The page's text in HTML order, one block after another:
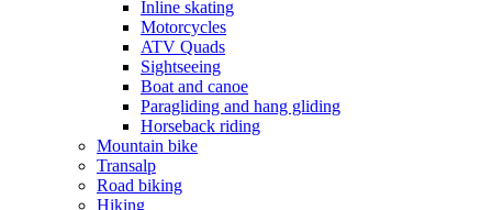
Inline skating
Motorcycles
ATV Quads
Sightseeing
Boat and canoe
Paragliding and hang gliding
Horseback riding
Mountain bike
Transalp
Road biking
Hiking